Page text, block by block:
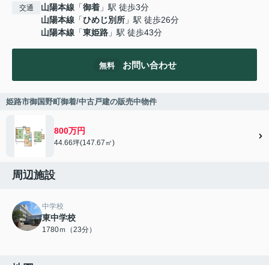
交通 山陽本線 「御着 」駅 徒歩3分
山陽本線 「ひめじ別所 」駅 徒歩26分
山陽本線 「東姫路 」駅 徒歩43分
無料 お問い合わせ
姫路市御国野町御着/中古戸建の販売中物件
800万円
44.66坪(147.67㎡)
周辺施設
中学校
東中学校
1780ｍ（23分）